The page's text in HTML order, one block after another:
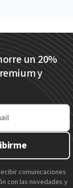
un 20%
y
comunicaciones
con las novedades y